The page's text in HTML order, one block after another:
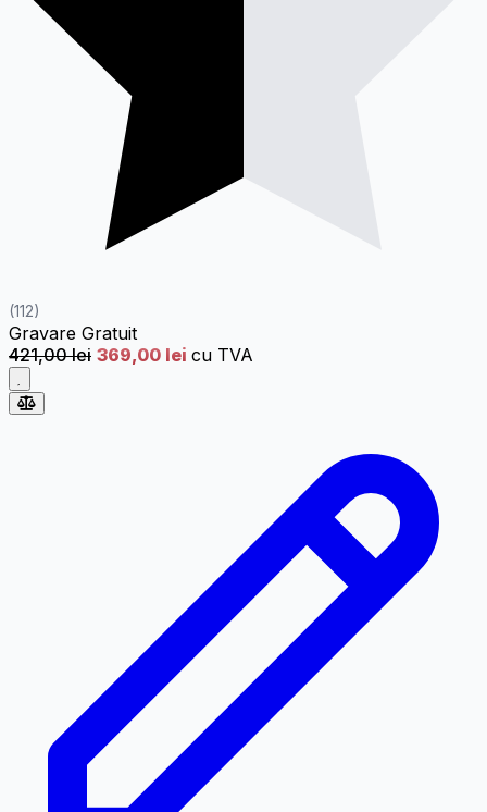
(112)
Gravare Gratuit
421,00 lei 369,00 lei cu TVA